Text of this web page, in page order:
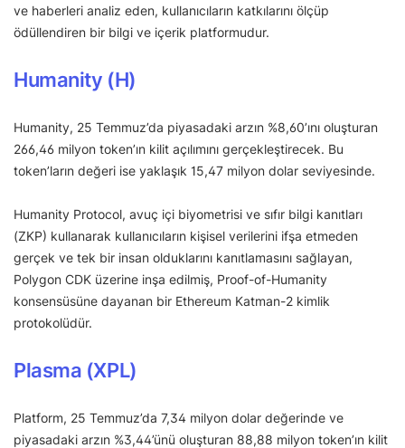
ve haberleri analiz eden, kullanıcıların katkılarını ölçüp
ödüllendiren bir bilgi ve içerik platformudur.
Humanity (H)
Humanity, 25 Temmuz’da piyasadaki arzın %8,60’ını oluşturan
266,46 milyon token’ın kilit açılımını gerçekleştirecek. Bu
token’ların değeri ise yaklaşık 15,47 milyon dolar seviyesinde.
Humanity Protocol, avuç içi biyometrisi ve sıfır bilgi kanıtları
(ZKP) kullanarak kullanıcıların kişisel verilerini ifşa etmeden
gerçek ve tek bir insan olduklarını kanıtlamasını sağlayan,
Polygon CDK üzerine inşa edilmiş, Proof-of-Humanity
konsensüsüne dayanan bir Ethereum Katman-2 kimlik
protokolüdür.
Plasma (XPL)
Platform, 25 Temmuz’da 7,34 milyon dolar değerinde ve
piyasadaki arzın %3,44’ünü oluşturan 88,88 milyon token’ın kilit